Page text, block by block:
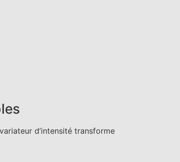
d’intensité transforme